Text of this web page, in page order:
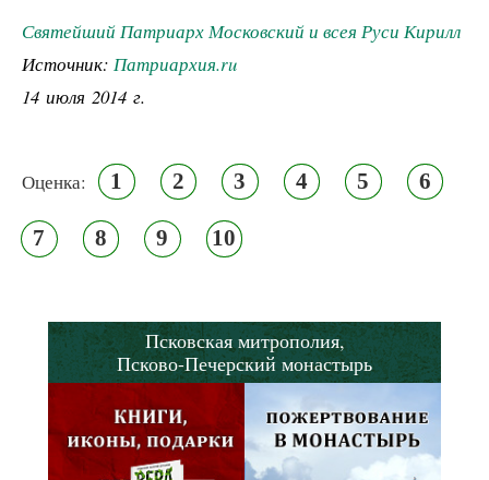
Святейший Патриарх Московский и всея Руси Кирилл
Источник: Патриархия.ru
14 июля 2014 г.
Оценка: 1 2 3 4 5 6
7 8 9 10
Псковская митрополия,
Псково-Печерский монастырь